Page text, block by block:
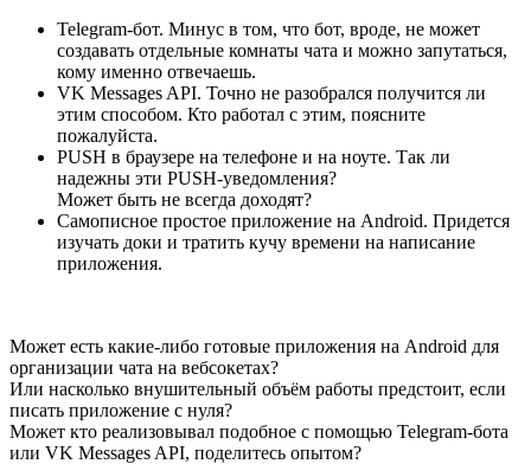
Telegram-бот. Минус в том, что бот, вроде, не может
создавать отдельные комнаты чата и можно запутаться,
кому именно отвечаешь.
VK Messages API. Точно не разобрался получится ли
этим способом. Кто работал с этим, поясните
пожалуйста.
PUSH в браузере на телефоне и на ноуте. Так ли
надежны эти PUSH-уведомления?
Может быть не всегда доходят?
Самописное простое приложение на Android. Придется
изучать доки и тратить кучу времени на написание
приложения.
Может есть какие-либо готовые приложения на Android для
организации чата на вебсокетах?
Или насколько внушительный объём работы предстоит, если
писать приложение с нуля?
Может кто реализовывал подобное с помощью Telegram-бота
или VK Messages API, поделитесь опытом?